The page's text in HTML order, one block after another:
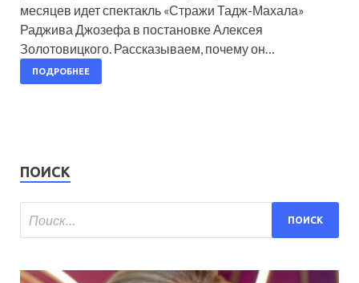
месяцев идет спектакль «Стражи Тадж-Махала»
Раджива Джозефа в постановке Алексея
Золотовицкого. Рассказываем, почему он…
ПОДРОБНЕЕ
ПОИСК